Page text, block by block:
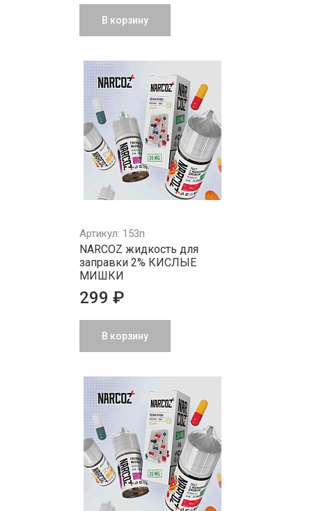
В корзину
Артикул: 153п
NARCOZ жидкость для
заправки 2% КИСЛЫЕ
МИШКИ
299 ₽
В корзину